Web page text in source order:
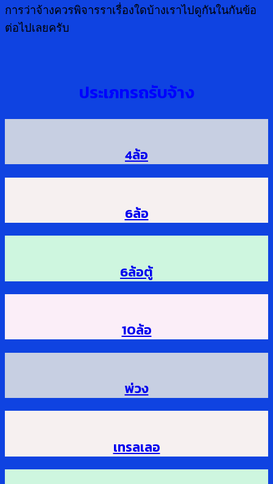
การว่าจ้างควรพิจารราเรื่องใดบ้างเราไปดูกันในกันข้อ
ต่อไปเลยครับ
ประเภทรถรับจ้าง
4ล้อ
6ล้อ
6ล้อตู้
10ล้อ
พ่วง
เทรลเลอ